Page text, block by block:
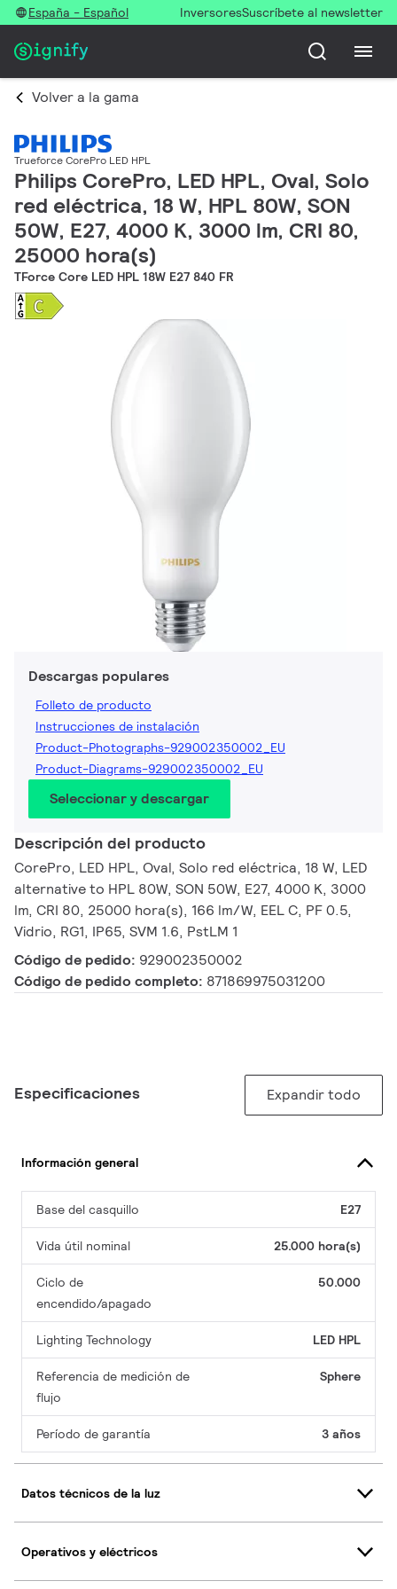
España - Español InversoresSuscríbete al newsletter
Volver a la gama
Trueforce CorePro LED HPL
Philips CorePro, LED HPL, Oval, Solo
red eléctrica, 18 W, HPL 80W, SON
50W, E27, 4000 K, 3000 lm, CRI 80,
25000 hora(s)
TForce Core LED HPL 18W E27 840 FR
Descargas populares
Folleto de producto
Instrucciones de instalación
Product-Photographs-929002350002_EU
Product-Diagrams-929002350002_EU
Seleccionar y descargar
Descripción del producto
CorePro, LED HPL, Oval, Solo red eléctrica, 18 W, LED
alternative to HPL 80W, SON 50W, E27, 4000 K, 3000
lm, CRI 80, 25000 hora(s), 166 lm/W, EEL C, PF 0.5,
Vidrio, RG1, IP65, SVM 1.6, PstLM 1
Código de pedido: 929002350002
Código de pedido completo: 871869975031200
Especificaciones Expandir todo
Información general
Base del casquillo E27
Vida útil nominal 25.000 hora(s)
Ciclo de
encendido/apagado
50.000
Lighting Technology LED HPL
Referencia de medición de
flujo
Sphere
Período de garantía 3 años
Datos técnicos de la luz
Operativos y eléctricos